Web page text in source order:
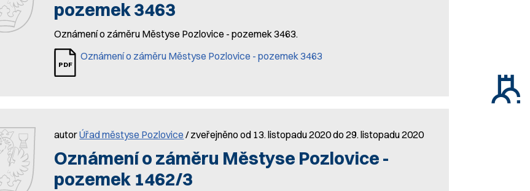
pozemek 3463
Oznámení o záměru Městyse Pozlovice - pozemek 3463.
Oznámení o záměru Městyse Pozlovice - pozemek 3463
autorÚřad městyse Pozlovice / zveřejněno od 13. listopadu 2020 do 29. listopadu 2020
Oznámení o záměru Městyse Pozlovice -
pozemek 1462/3